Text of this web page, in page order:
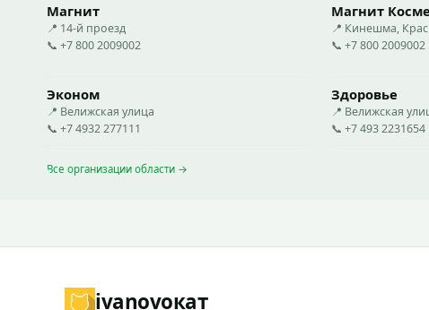
Магнит
📍 14-й проезд
📞 +7 800 2009002
Магнит
📍 Кинешма,
📞 +7 800 2009002
Эконом
📍 Велижская улица
📞 +7 4932 277111
Здоровье
📍 Велижская
📞 +7 493 2231654
Все организации области →
ivanovoкат